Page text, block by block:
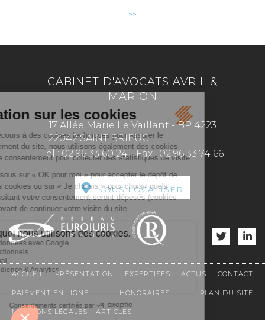
>>
CABINET D'AVOCATS AVRIL &
MARION
17 Allée Marie Le Vaillant - BP 4223
22042 SAINT BRIEUC
Tél :02 96 33 60 24-Fax : 02 96 33 74 66
NOUS LOCALISER
ACCUEIL PRÉSENTATION EXPERTISES ACTUS CONTACT
PAIEMENT EN LIGNE HONORAIRES PLAN DU SITE
MENTIONS LÉGALES ARTICLES